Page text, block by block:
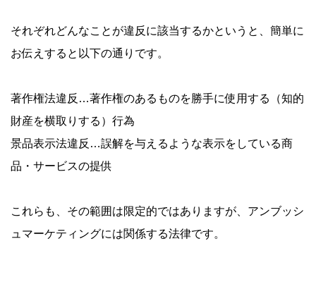
それぞれどんなことが違反に該当するかというと、簡単に
お伝えすると以下の通りです。
著作権法違反…著作権のあるものを勝手に使用する（知的
財産を横取りする）行為
景品表示法違反…誤解を与えるような表示をしている商
品・サービスの提供
これらも、その範囲は限定的ではありますが、アンブッシ
ュマーケティングには関係する法律です。